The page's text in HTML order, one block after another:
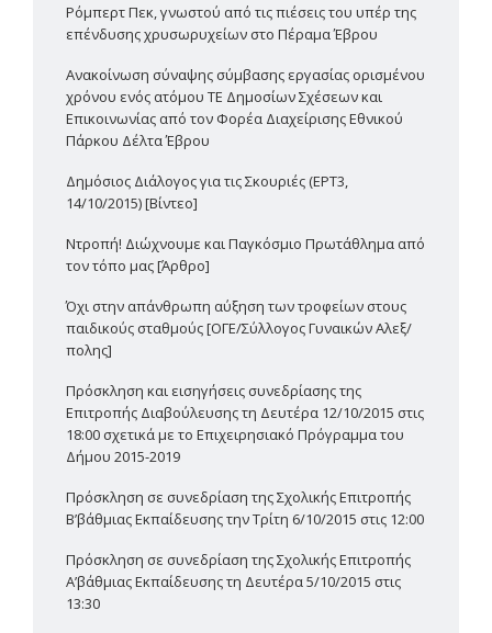
Ρόμπερτ Πεκ, γνωστού από τις πιέσεις του υπέρ της
επένδυσης χρυσωρυχείων στο Πέραμα Έβρου
Ανακοίνωση σύναψης σύμβασης εργασίας ορισμένου
χρόνου ενός ατόμου ΤΕ Δημοσίων Σχέσεων και
Επικοινωνίας από τον Φορέα Διαχείρισης Εθνικού
Πάρκου Δέλτα Έβρου
Δημόσιος Διάλογος για τις Σκουριές (ΕΡΤ3,
14/10/2015) [Βίντεο]
Ντροπή! Διώχνουμε και Παγκόσμιο Πρωτάθλημα από
τον τόπο μας [Άρθρο]
Όχι στην απάνθρωπη αύξηση των τροφείων στους
παιδικούς σταθμούς [ΟΓΕ/Σύλλογος Γυναικών Αλεξ/
πολης]
Πρόσκληση και εισηγήσεις συνεδρίασης της
Επιτροπής Διαβούλευσης τη Δευτέρα 12/10/2015 στις
18:00 σχετικά με το Επιχειρησιακό Πρόγραμμα του
Δήμου 2015-2019
Πρόσκληση σε συνεδρίαση της Σχολικής Επιτροπής
Β’βάθμιας Εκπαίδευσης την Τρίτη 6/10/2015 στις 12:00
Πρόσκληση σε συνεδρίαση της Σχολικής Επιτροπής
Α’βάθμιας Εκπαίδευσης τη Δευτέρα 5/10/2015 στις
13:30